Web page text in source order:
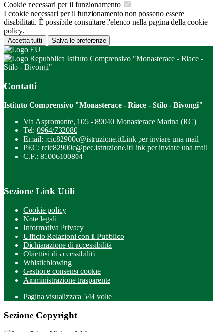
Cookie necessari per il funzionamento
I cookie necessari per il funzionamento non possono essere
disabilitati. È possibile consultare l'elenco nella pagina della cookie
policy.
Accetta tutti Salva le preferenze
Istituto Comprensivo "Monasterace - Riace -
Stilo - Bivongi"
Contatti
Istituto Comprensivo "Monasterace - Riace - Stilo - Bivongi"
Via Aspromonte, 105 - 89040 Monasterace Marina (RC)
Tel: 0964/732080
Email: rcic82900c@istruzione.itLink per inviare una mail
PEC: rcic82900c@pec.istruzione.itLink per inviare una mail
C.F.: 81006100804
Sezione Link Utili
Cookie policy
Note legali
Informativa Privacy
Ufficio Relazioni con il Pubblico
Dichiarazione di accessibilità
Obiettivi di accessibilità
Whistleblowing
Gestione consensi cookie
Amministrazione trasparente
Pagina visualizzata 544 volte
Sezione Copyright